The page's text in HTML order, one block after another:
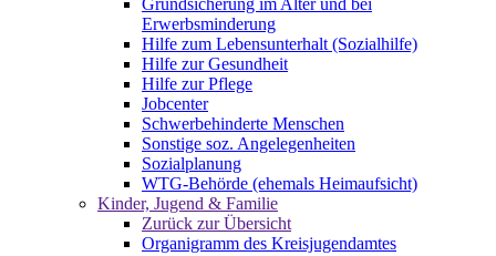
Erwerbsminderung
Hilfe zum Lebensunterhalt (Sozialhilfe)
Hilfe zur Gesundheit
Hilfe zur Pflege
Jobcenter
Schwerbehinderte Menschen
Sonstige soz. Angelegenheiten
Sozialplanung
WTG-Behörde (ehemals Heimaufsicht)
Kinder, Jugend & Familie
Zurück zur Übersicht
Organigramm des Kreisjugendamtes